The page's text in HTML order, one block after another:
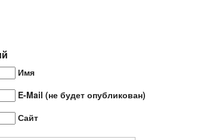
Имя
E-Mail (не будет опубликован)
Сайт